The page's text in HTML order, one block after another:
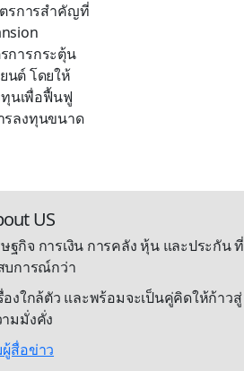
ตรการสำคัญที่
การกระตุ้น
นต์ โดยให้
ทุนเพื่อฟื้นฟู
รลงทุนขนาด
US
ฐกิจ การเงิน การคลัง หุ้น และประกัน ที่
บการณ์กว่า
งใกล้ตัว และพร้อมจะเป็นคู่คิดให้ก้าวสู่
มมั่งคั่ง
สื่อข่าว